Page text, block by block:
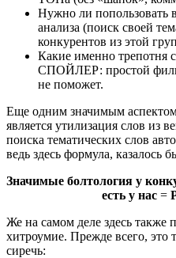
Нужно ли попользовать
анализа (поиск своей
конкурентов из этой
Какие именно трепотня
СПОЙЛЕР: простой
не поможет.
Еще одним значимым
является утилизация слов из
поиска тематических слов
ведь здесь формула, казалось
Значимые болтология у
есть у нас=
Же на самом деле здесь также
хитроумие. Прежде всего, это
сиречь: